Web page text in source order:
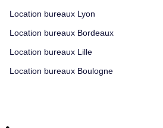
Location bureaux Lyon
Location bureaux Bordeaux
Location bureaux Lille
Location bureaux Boulogne